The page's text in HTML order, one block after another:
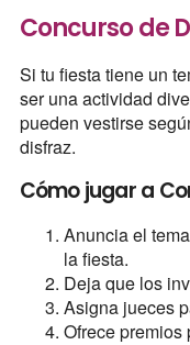
Concurso de
Si tu fiesta tiene un
ser una actividad
pueden vestirse
disfraz.
Cómo jugar a
Anuncia el
la fiesta.
Deja que los
Asigna jueces
Ofrece premios